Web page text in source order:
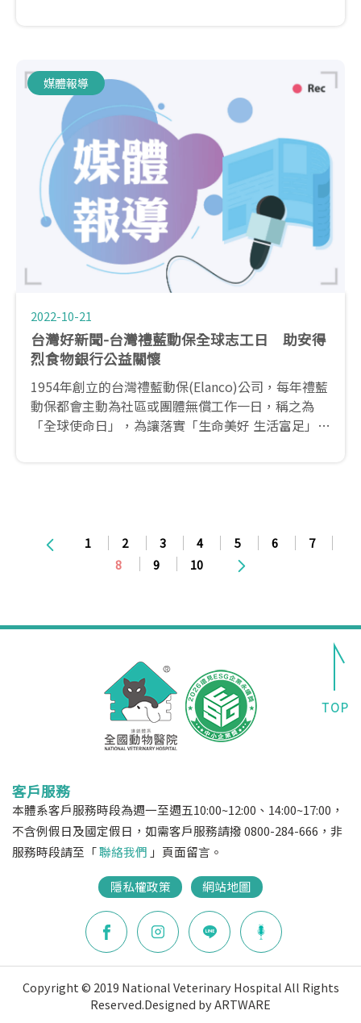
媒體報導
2022-10-21
台灣好新聞-台灣禮藍動保全球志工日 助安得
烈食物銀行公益關懷
1954年創立的台灣禮藍動保(Elanco)公司，每年禮藍
動保都會主動為社區或團體無償工作一日，稱之為
「全球使命日」，為讓落實「生命美好 生活富足」的
1 2 3 4 5 6
7
8
9 10
客戶服務
本體系客戶服務時段為週一至週五10:00~12:00、14:00~17:00，
不含例假日及國定假日，如需客戶服務請撥 0800-284-666，非
服務時段請至「聯絡我們 」頁面留言。
隱私權政策 網站地圖
Copyright © 2019 National Veterinary Hospital All Rights
Reserved.Designed by ARTWARE